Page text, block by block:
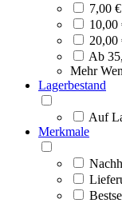
7,00
10,00
20,00
Ab
Mehr
Lagerbestand
Auf
Merkmale